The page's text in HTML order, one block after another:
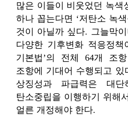
많은 이들이 비웃었던 녹색
하나 꼽는다면 ‘저탄소 녹
것이 아닐까 싶다. 그늘막
다양한 기후변화 적응정책
기본법’의 전체 64개 조
조항에 기대어 수행되고 있
상징성과 파급력은 대단
탄소중립을 이행하기 위해
얼른 개정해야 한다.